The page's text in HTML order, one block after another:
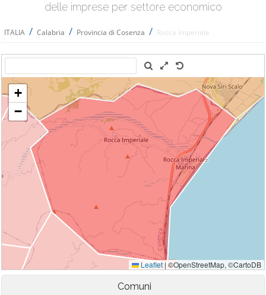
delle imprese per settore economico
ITALIA / Calabria / Provincia di Cosenza / Rocca Imperiale
Comuni